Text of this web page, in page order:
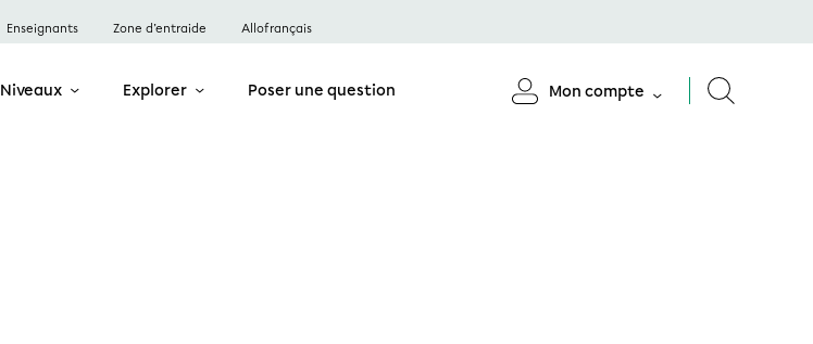
Enseignants Zone d’entraide Allofrançais
Niveaux Explorer Poser une question Mon compte